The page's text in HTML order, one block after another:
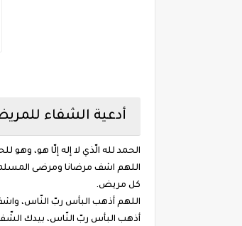
أدعية الشفاء
الحمد لله الّذي لا إله إلّا هو، وهو
اللهم اشف مرضانا ومرضى
كل مريض.
اللهم أذهب البأس ربّ النّاس،
أذهب البأس ربّ النّاس، بيدك